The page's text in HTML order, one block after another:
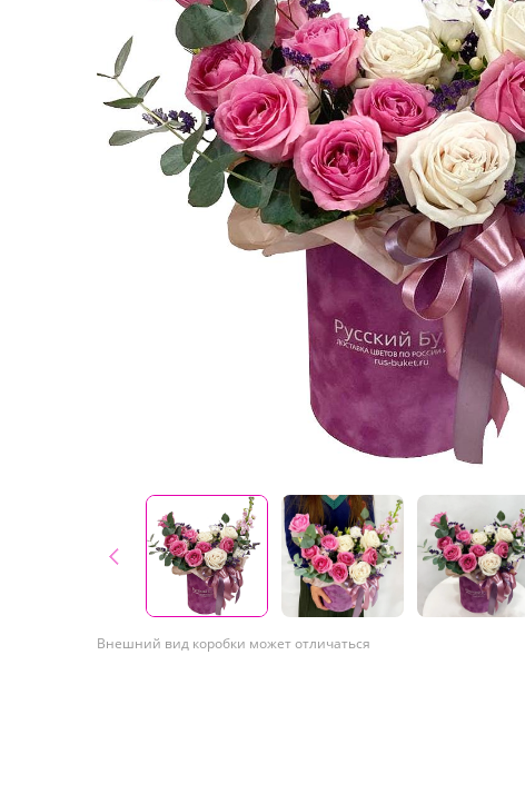
Внешний вид коробки может отличаться